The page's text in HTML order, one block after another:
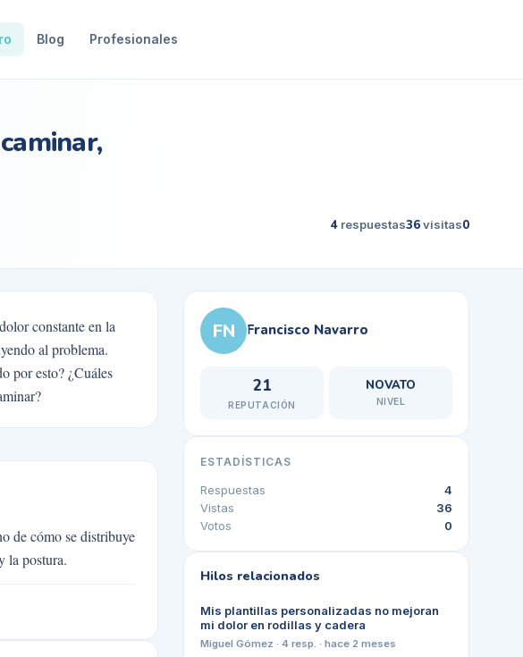
Blog Profesionales
4 respuestas36visitas0
constante en la
al problema.
por esto? ¿Cuáles
de cómo se distribuye
la postura.
FN Francisco Navarro
21
REPUTACIÓN
NOVATO
NIVEL
ESTADÍSTICAS
Respuestas
4
Vistas
36
Votos
0
Hilos relacionados
Mis plantillas personalizadas no mejoran
mi dolor en rodillas y cadera
Miguel Gómez · 4 resp. · hace 2 meses